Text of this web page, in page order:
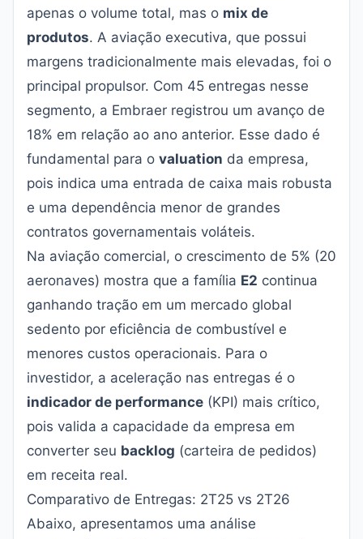
apenas o volume total, mas o mix de
produtos. A aviação executiva, que possui
margens tradicionalmente mais elevadas, foi o
principal propulsor. Com 45 entregas nesse
segmento, a Embraer registrou um avanço de
18% em relação ao ano anterior. Esse dado é
fundamental para o valuation da empresa,
pois indica uma entrada de caixa mais robusta
e uma dependência menor de grandes
contratos governamentais voláteis.
Na aviação comercial, o crescimento de 5% (20
aeronaves) mostra que a família E2 continua
ganhando tração em um mercado global
sedento por eficiência de combustível e
menores custos operacionais. Para o
investidor, a aceleração nas entregas é o
indicador de performance (KPI) mais crítico,
pois valida a capacidade da empresa em
converter seu backlog (carteira de pedidos)
em receita real.
Comparativo de Entregas: 2T25 vs 2T26
Abaixo, apresentamos uma análise